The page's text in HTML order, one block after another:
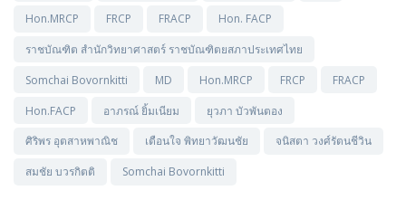
Hon.MRCP
FRCP FRACP
Hon. FACP
ราชบัณฑิต สำนักวิทยาศาสตร์ ราชบัณฑิตยสภาประเทศไทย
Somchai Bovornkitti
MD Hon.MRCP FRCP
FRACP
Hon.FACP
อาภรณ์ ยิ้มเนียม
ยุวภา บัวพันตอง
ศิริพร อุตสาหพาณิช
เตือนใจ พิทยาวัฒนชัย
จนิสตา วงศ์รัตนชีวิน
สมชัย บวรกิตติ
Somchai Bovornkitti